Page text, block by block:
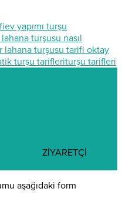
ev yapımı turşu
turşusu nasıl
lahana turşusu tarifi oktay
turşu tarifleriturşu tarifleri
ZİYARETÇİ
aşağıdaki form